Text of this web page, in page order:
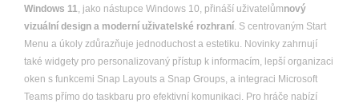
Windows 11, jako nástupce Windows 10, přináší uživatelůmnový
vizuální design a moderní uživatelské rozhraní. S centrovaným Start
Menu a úkoly zdůrazňuje jednoduchost a estetiku. Novinky zahrnují
také widgety pro personalizovaný přístup k informacím, lepší organizaci
oken s funkcemi Snap Layouts a Snap Groups, a integraci Microsoft
Teams přímo do taskbaru pro efektivní komunikaci. Pro hráče nabízí